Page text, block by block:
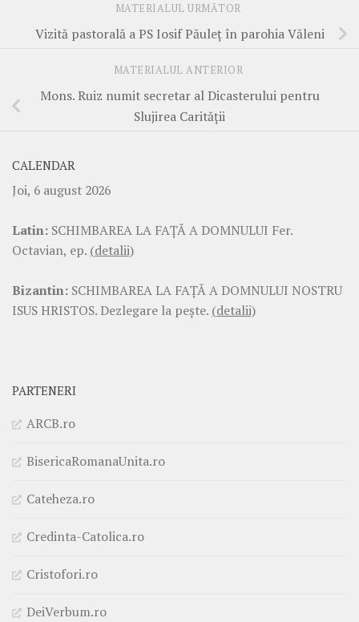
MATERIALUL URMĂTOR
Vizită pastorală a PS Iosif Păuleț în parohia Văleni
MATERIALUL ANTERIOR
Mons. Ruiz numit secretar al Dicasterului pentru
Slujirea Carității
CALENDAR
Joi, 6 august 2026
Latin: SCHIMBAREA LA FAŢĂ A DOMNULUI Fer.
Octavian, ep. (detalii)
Bizantin: SCHIMBAREA LA FAŢĂ A DOMNULUI NOSTRU
ISUS HRISTOS. Dezlegare la pește. (detalii)
PARTENERI
ARCB.ro
BisericaRomanaUnita.ro
Cateheza.ro
Credinta-Catolica.ro
Cristofori.ro
DeiVerbum.ro